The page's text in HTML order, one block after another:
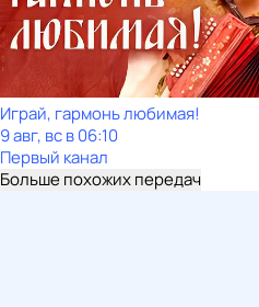
Играй, гармонь любимая!
9 авг, вс в 06:10
Первый канал
Больше похожих передач